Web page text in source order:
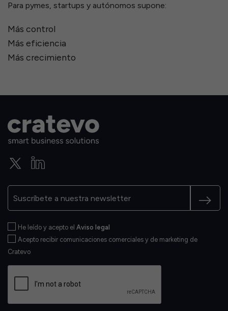
Para pymes, startups y autónomos supone:
Más control
Más eficiencia
Más crecimiento
He leído y acepto el Aviso legal
Acepto recibir comunicaciones comerciales y de marketing de
Cratevo